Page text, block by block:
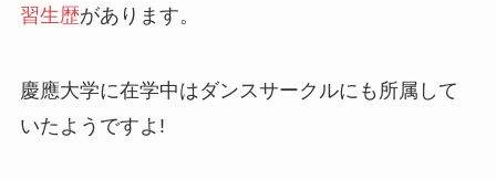
習生歴があります。
慶應大学に在学中はダンスサークルにも所属して
いたようですよ!